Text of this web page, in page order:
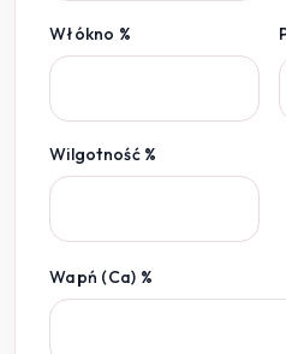
Włókno %
Wilgotność %
Wapń (Ca) %